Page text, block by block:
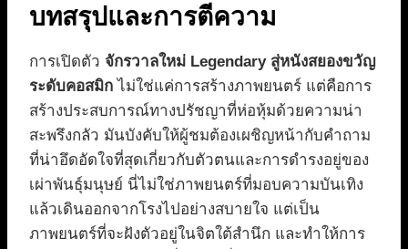
บทสรุปและการตีความ
การเปิดตัว จักรวาลใหม่ Legendary สู่หนังสยองขวัญ
ระดับคอสมิก ไม่ใช่แค่การสร้างภาพยนตร์ แต่คือการ
สร้างประสบการณ์ทางปรัชญาที่ห่อหุ้มด้วยความน่า
สะพรึงกลัว มันบังคับให้ผู้ชมต้องเผชิญหน้ากับคำถาม
ที่น่าอึดอัดใจที่สุดเกี่ยวกับตัวตนและการดำรงอยู่ของ
เผ่าพันธุ์มนุษย์ นี่ไม่ใช่ภาพยนตร์ที่มอบความบันเทิง
แล้วเดินออกจากโรงไปอย่างสบายใจ แต่เป็น
ภาพยนตร์ที่จะฝังตัวอยู่ในจิตใต้สำนึก และทำให้การ